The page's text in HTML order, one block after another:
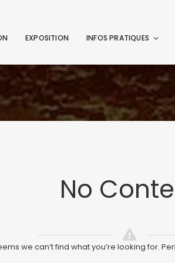
EXPOSITION INFOS PRATIQUES
No
we can’t find what you’re looking for.